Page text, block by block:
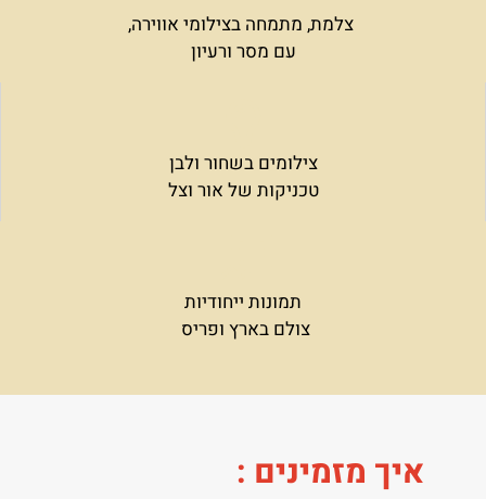
צלמת, מתמחה בצילומי אווירה,
עם מסר ורעיון
צילומים בשחור ולבן
טכניקות של אור וצל
תמונות ייחודיות
צולם בארץ ופריס
איך מזמינים :